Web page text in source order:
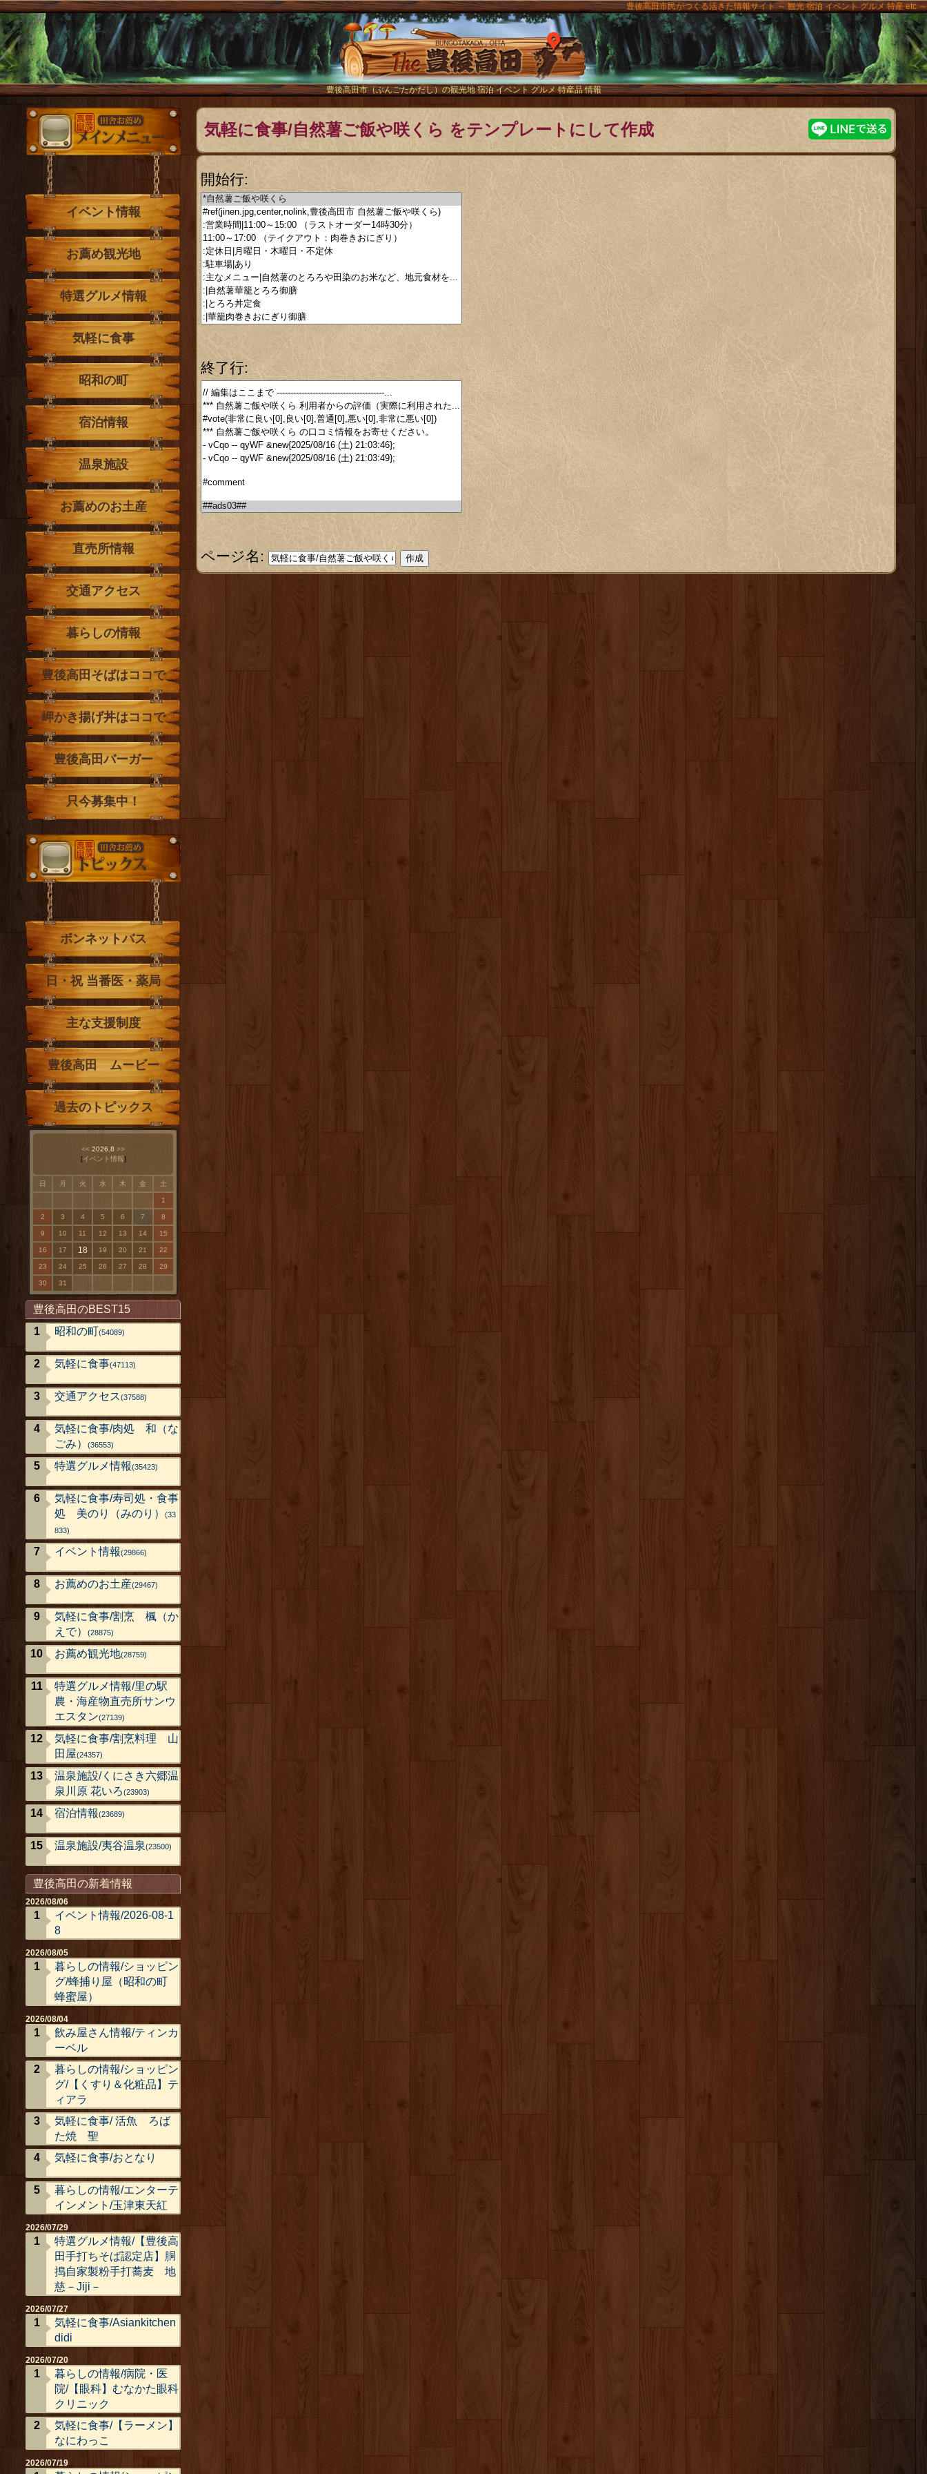
豊後高田市民がつくる活きた情報サイト ～ 観光 宿泊 イベント グルメ 特産 etc ～
The豊後高田
豊後高田市（ぶんごたかだし）の観光地 宿泊 イベント グルメ 特産品 情報
気軽に食事/自然薯ご飯や咲くら をテンプレートにして作成
開始行:
終了行:
ページ名:
メインメニュー
イベント情報
お薦め観光地
特選グルメ情報
気軽に食事
昭和の町
宿泊情報
温泉施設
お薦めのお土産
直売所情報
交通アクセス
暮らしの情報
豊後高田そばはココで
岬かき揚げ丼はココで
豊後高田バーガー
只今募集中！
ボンネットバス
日・祝 当番医・薬局
主な支援制度
豊後高田 ムービー
過去のトピックス
<< 2026.8 >>
[イベント情報]
日 月 火 水 木 金 土
1
2 3 4 5 6 7 8
9 10 11 12 13 14 15
16 17 18 19 20 21 22
23 24 25 26 27 28 29
30 31
豊後高田のBEST15
昭和の町(54089)
気軽に食事(47113)
交通アクセス(37588)
気軽に食事/肉処 和（な
ごみ）
(36553)
特選グルメ情報(35423)
気軽に食事/寿司処・食事
処 美のり（みのり）
(33
833)
イベント情報(29866)
お薦めのお土産(29467)
気軽に食事/割烹 楓（か
えで）
(28875)
お薦め観光地(28759)
特選グルメ情報/里の駅
農・海産物直売所サンウ
エスタン(27139)
気軽に食事/割烹料理 山
田屋(24357)
温泉施設/くにさき六郷温
泉川原 花いろ(23903)
宿泊情報(23689)
温泉施設/夷谷温泉(23500)
豊後高田の新着情報
2026/08/06
イベント情報/2026-08-1
8
2026/08/05
暮らしの情報/ショッピン
グ/蜂捕り屋（昭和の町
蜂蜜屋）
2026/08/04
飲み屋さん情報/ティンカ
ーベル
暮らしの情報/ショッピン
グ/【くすり＆化粧品】テ
ィアラ
気軽に食事/ 活魚 ろば
た焼 聖
気軽に食事/おとなり
暮らしの情報/エンターテ
インメント/玉津東天紅
2026/07/29
特選グルメ情報/【豊後高
田手打ちそば認定店】胴
搗自家製粉手打蕎麦 地
慈－Jiji－
2026/07/27
気軽に食事/Asiankitchen
didi
2026/07/20
暮らしの情報/病院・医
院/【眼科】むなかた眼科
クリニック
気軽に食事/【ラーメン】
なにわっこ
2026/07/19